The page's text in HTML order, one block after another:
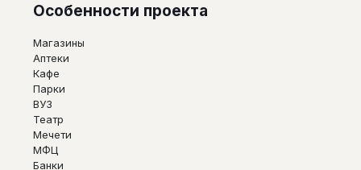
Особенности проекта
Магазины
Аптеки
Кафе
Парки
ВУЗ
Театр
Мечети
МФЦ
Банки